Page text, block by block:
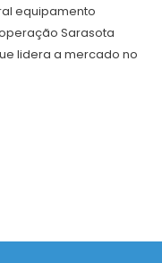
equipamento
Sarasota
lidera a mercado no